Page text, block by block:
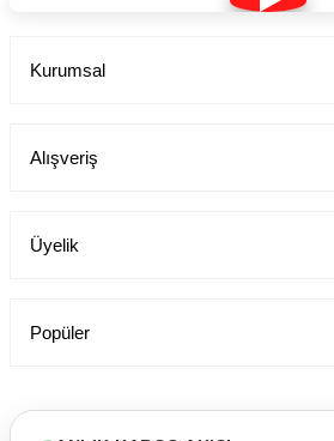
Kurumsal
Alışveriş
Üyelik
Popüler